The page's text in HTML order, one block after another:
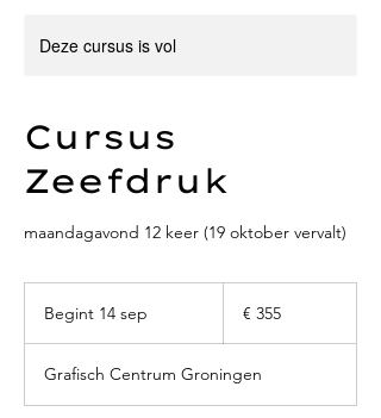
Deze cursus is vol
Cursus
Zeefdruk
maandagavond 12 keer (19 oktober vervalt)
Begint 14 sep
i
n
€ 355
Grafisch Centrum Groningen